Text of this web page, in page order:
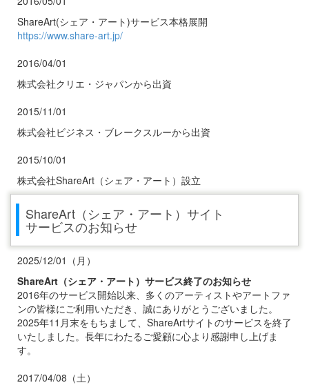
ShareArt(シェア・アート)サービス本格展開
https://www.share-art.jp/
2016/04/01
株式会社クリエ・ジャパンから出資
2015/11/01
株式会社ビジネス・ブレークスルーから出資
2015/10/01
株式会社ShareArt（シェア・アート）設立
ShareArt（シェア・アート）サイト
サービスのお知らせ
2025/12/01（月）
ShareArt（シェア・アート）サービス終了のお知らせ
2016年のサービス開始以来、多くのアーティストやアートファ
ンの皆様にご利用いただき、誠にありがとうございました。
2025年11月末をもちまして、ShareArtサイトのサービスを終了
いたしました。長年にわたるご愛顧に心より感謝申し上げま
す。
2017/04/08（土）